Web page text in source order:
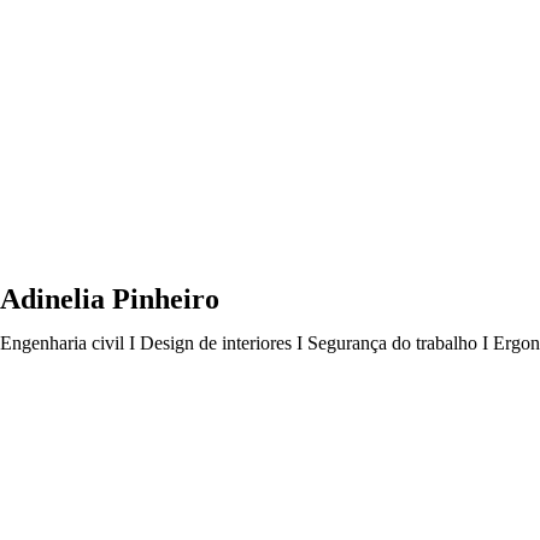
Adinelia Pinheiro
Engenharia civil I Design de interiores I Segurança do trabalho I